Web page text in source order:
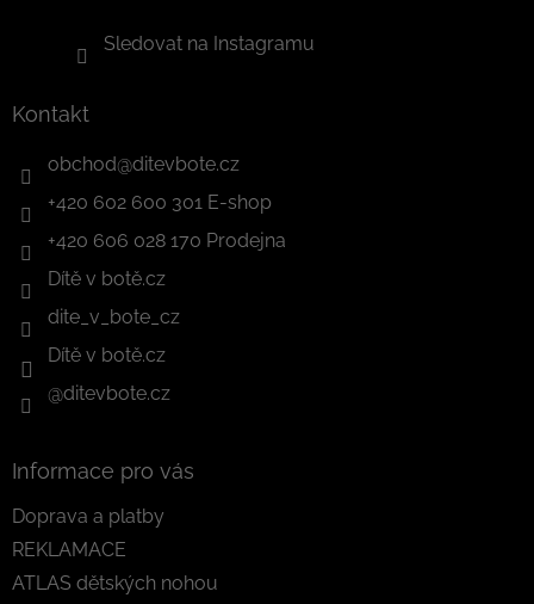
Sledovat na Instagramu
Kontakt
obchod@ditevbote.cz
+420 602 600 301 E-shop
+420 606 028 170 Prodejna
Dítě v botě.cz
dite_v_bote_cz
Dítě v botě.cz
@ditevbote.cz
Informace pro vás
Doprava a platby
REKLAMACE
ATLAS dětských nohou